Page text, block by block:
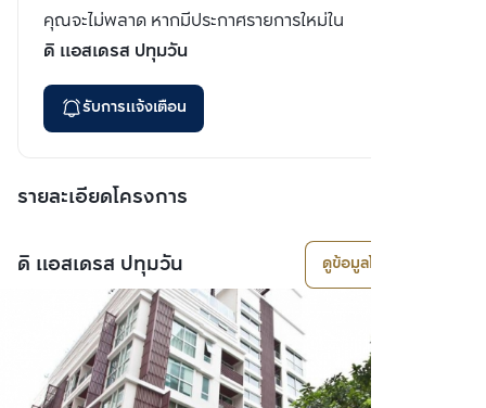
คุณจะไม่พลาด หากมีประกาศรายการใหม่ใน
ดิ แอสเดรส ปทุมวัน
รับการแจ้งเตือน
รายละเอียดโครงการ
ดิ แอสเดรส ปทุมวัน ดูข้อมูลโครงการ